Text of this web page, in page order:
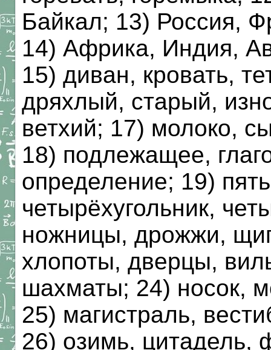
Байкал; 13) Россия,
14) Африка, Индия,
15) диван, кровать,
дряхлый, старый,
ветхий; 17) молоко,
18) подлежащее,
определение; 19)
четырёхугольник,
ножницы, дрожжи,
хлопоты, дверцы,
шахматы; 24) носок,
25) магистраль,
26) озимь, цитадель,